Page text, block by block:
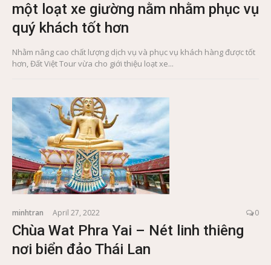
một loạt xe giường nằm nhằm phục vụ
quý khách tốt hơn
Nhằm nâng cao chất lượng dịch vụ và phục vụ khách hàng được tốt
hơn, Đất Việt Tour vừa cho giới thiệu loạt xe...
minhtran April 27, 2022 0
Chùa Wat Phra Yai – Nét linh thiêng
nơi biển đảo Thái Lan